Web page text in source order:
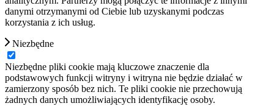
danymi otrzymanymi od Ciebie lub uzyskanymi podczas
korzystania z ich usług.
Niezbędne
Niezbędne pliki cookie mają kluczowe znaczenie dla
podstawowych funkcji witryny i witryna nie będzie działać w
zamierzony sposób bez nich. Te pliki cookie nie przechowują
żadnych danych umożliwiających identyfikację osoby.